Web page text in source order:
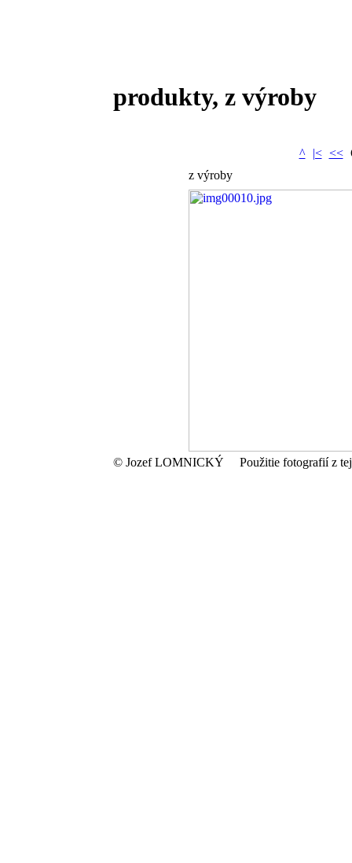
produkty, z výroby
^ |< <<
z výroby
© Jozef LOMNICKÝ Použitie fotografií z tejto